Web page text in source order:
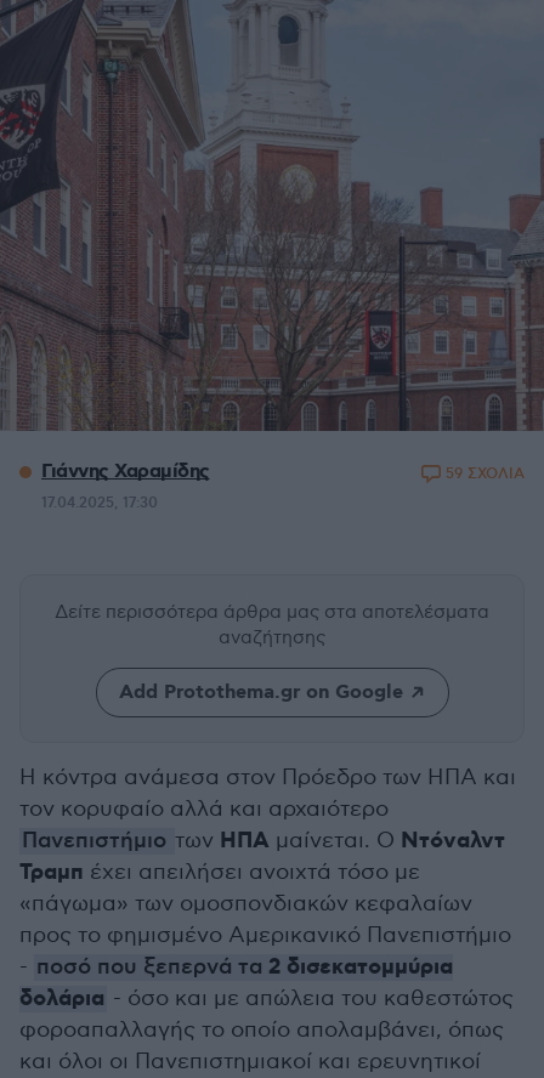
Γιάννης Χαραμίδης
17.04.2025, 17:30
59 ΣΧΟΛΙΑ
Δείτε περισσότερα άρθρα μας στα αποτελέσματα
αναζήτησης
Add Protothema.gr on Google
Η κόντρα ανάμεσα στον Πρόεδρο των ΗΠΑ και
τον κορυφαίο αλλά και αρχαιότερο
Πανεπιστήμιο των ΗΠΑ μαίνεται. Ο Ντόναλντ
Τραμπ έχει απειλήσει ανοιχτά τόσο με
«πάγωμα» των ομοσπονδιακών κεφαλαίων
προς το φημισμένο Αμερικανικό Πανεπιστήμιο
- ποσό που ξεπερνά τα 2 δισεκατομμύρια
δολάρια - όσο και με απώλεια του καθεστώτος
φοροαπαλλαγής το οποίο απολαμβάνει, όπως
και όλοι οι Πανεπιστημιακοί και ερευνητικοί